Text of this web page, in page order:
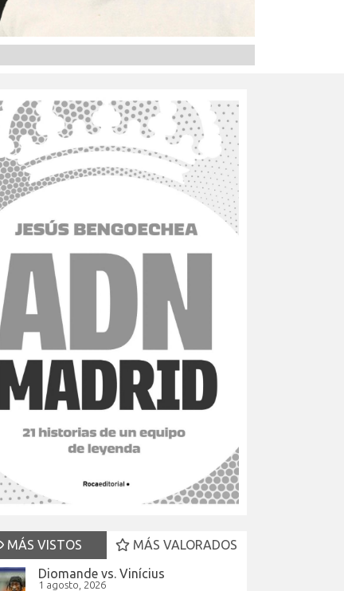
MÁS VISTOS
MÁS VALORADOS
Diomande vs. Vinícius
1 agosto, 2026